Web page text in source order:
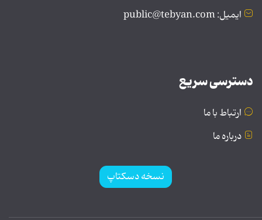
ایمیل: public@tebyan.com
دسترسی سریع
ارتباط با ما
درباره ما
نسخه دسکتاپ